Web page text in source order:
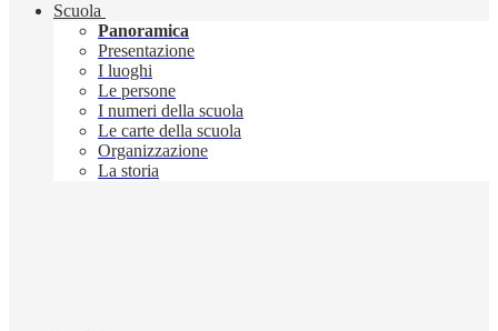
Scuola
Panoramica
Presentazione
I luoghi
Le persone
I numeri della scuola
Le carte della scuola
Organizzazione
La storia